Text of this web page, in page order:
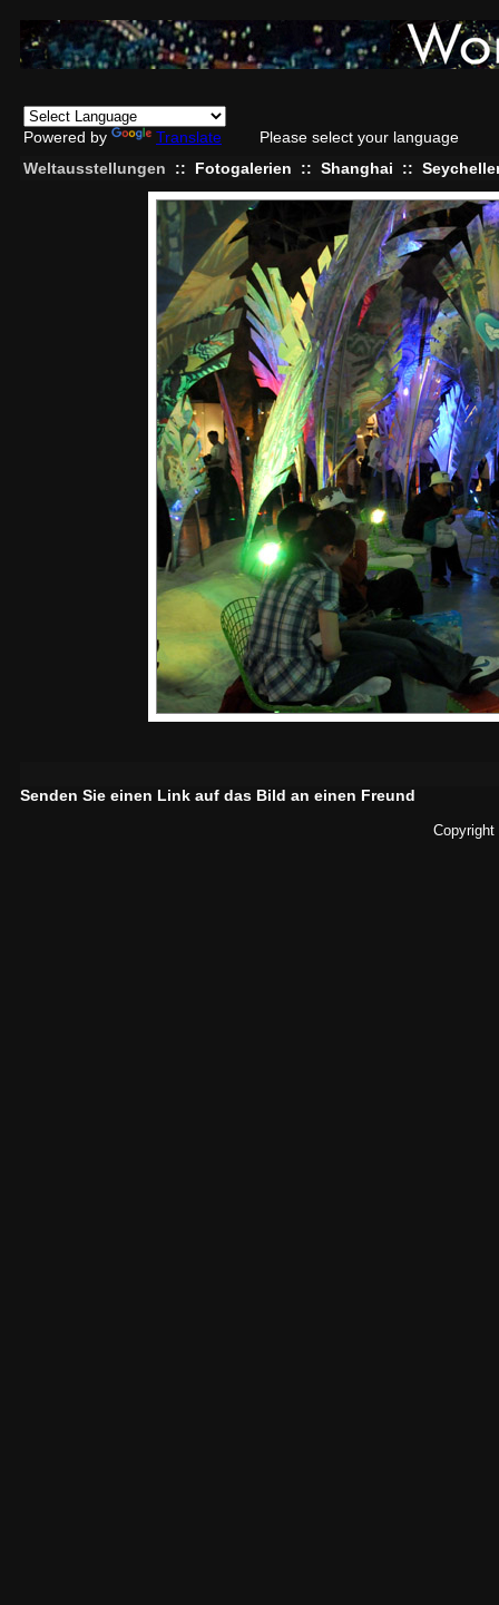
Powered by Translate
Please select your language
Weltausstellungen
:: Fotogalerien :: Shanghai ::
Senden Sie einen Link auf das Bild an einen Freund